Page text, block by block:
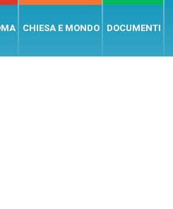
CHIESA E MONDO DOCUMENTI